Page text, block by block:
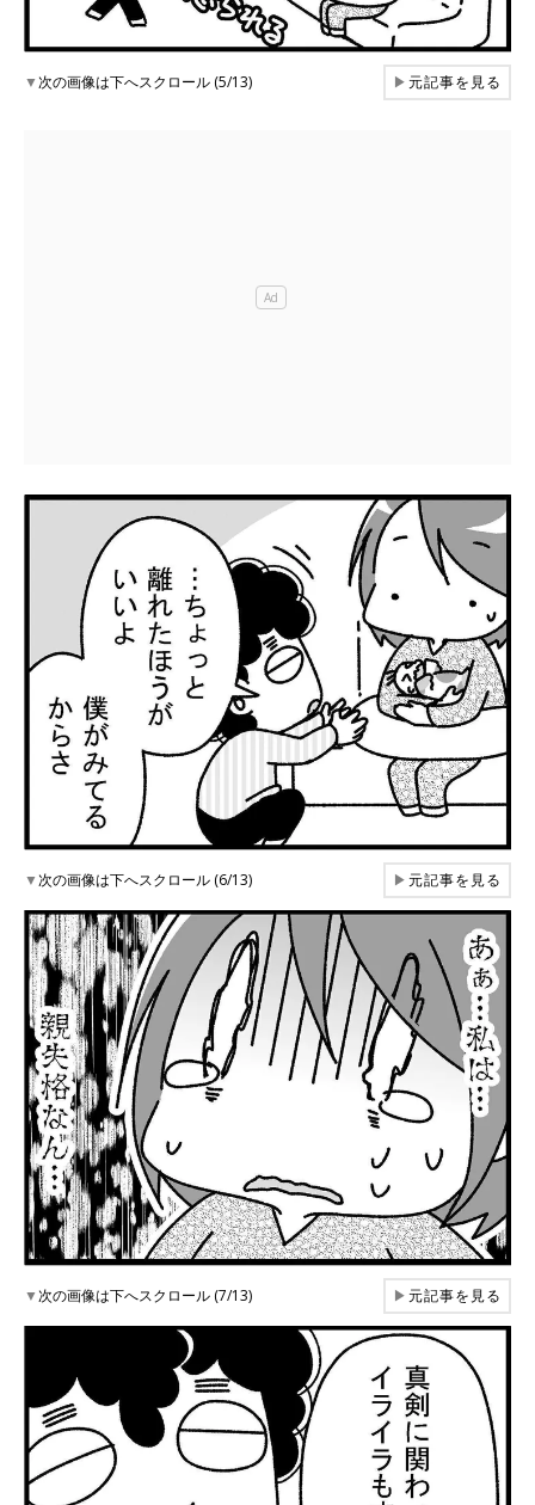
▼次の画像は下へスクロール (5/13) ▶元記事を見る
▼次の画像は下へスクロール (6/13) ▶元記事を見る
▼次の画像は下へスクロール (7/13) ▶元記事を見る